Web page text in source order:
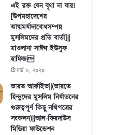
এই রক্ত যেন বৃথা না যায়!
[উপমহাদেশের
আত্মমর্যাদাবোধসম্পন্ন
মুসলিমদের প্রতি বার্তা]||
মাওলানা সাঈদ ইউসুফ
হাফিজ
মার্চ ৮, ২০২০
ভারত আর্কাইভ||(ভারতে
হিন্দুদের মুসলিম নির্যাতনের
গুরুত্বপূর্ণ কিছু নথিপত্রের
সংকলন)||আল-ফিরদাউস
মিডিয়া ফাউন্ডেশন